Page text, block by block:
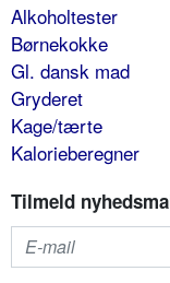
Alkoholtester
Børnekokke
Gl. dansk mad
Gryderet
Kage/tærte
Kalorieberegner
Tilmeld